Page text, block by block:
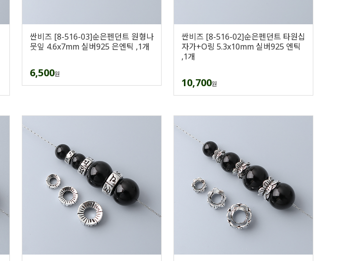
싼비즈 [8-516-03]순은펜던트 원형나
뭇잎 4.6x7mm 실버925 은엔틱 ,1개
6,500원
싼비즈 [8-516-02]순은펜던트 타원십
자가+O링 5.3x10mm 실버925 엔틱
,1개
10,700원